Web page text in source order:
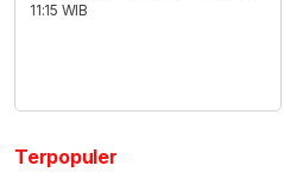
11:15 WIB
Terpopuler